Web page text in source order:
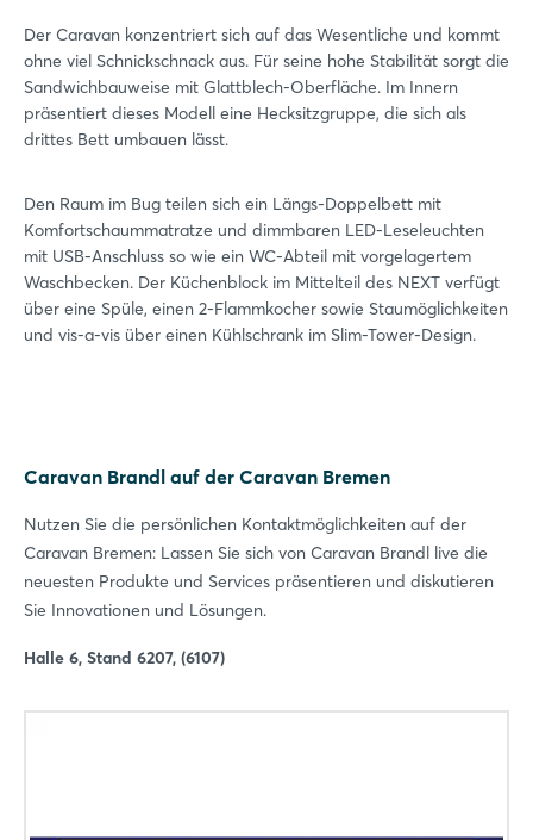
Der Caravan konzentriert sich auf das Wesentliche und kommt
ohne viel Schnickschnack aus. Für seine hohe Stabilität sorgt die
Sandwichbauweise mit Glattblech-Oberfläche. Im Innern
präsentiert dieses Modell eine Hecksitzgruppe, die sich als
drittes Bett umbauen lässt.
Den Raum im Bug teilen sich ein Längs-Doppelbett mit
Komfortschaummatratze und dimmbaren LED-Leseleuchten
mit USB-Anschluss so wie ein WC-Abteil mit vorgelagertem
Waschbecken. Der Küchenblock im Mittelteil des NEXT verfügt
über eine Spüle, einen 2-Flammkocher sowie Staumöglichkeiten
und vis-a-vis über einen Kühlschrank im Slim-Tower-Design.
Caravan Brandl auf der Caravan Bremen
Nutzen Sie die persönlichen Kontaktmöglichkeiten auf der
Caravan Bremen: Lassen Sie sich von Caravan Brandl live die
neuesten Produkte und Services präsentieren und diskutieren
Sie Innovationen und Lösungen.
Halle 6, Stand 6207, (6107)